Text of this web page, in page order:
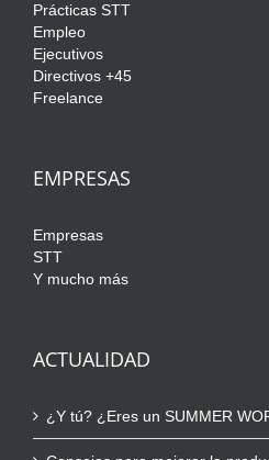
Prácticas STT
Empleo
Ejecutivos
Directivos +45
Freelance
EMPRESAS
Empresas
STT
Y mucho más
ACTUALIDAD
¿Y tú? ¿Eres un SUMMER